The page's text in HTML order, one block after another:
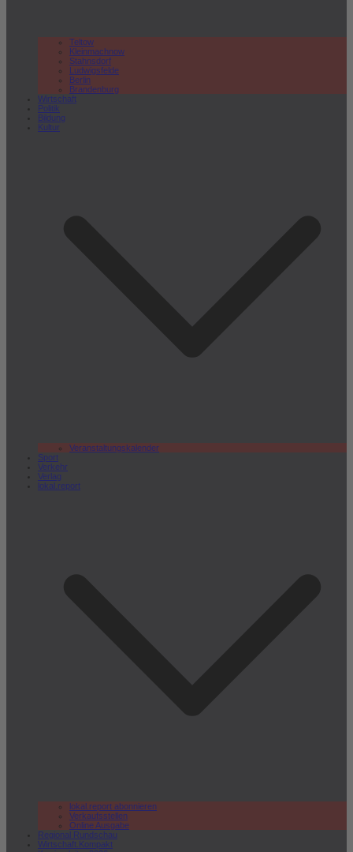
Teltow
Kleinmachnow
Stahnsdorf
Ludwigsfelde
Berlin
Brandenburg
Wirtschaft
Politik
Bildung
Kultur
Veranstaltungskalender
Sport
Verkehr
Verlag
lokal.report
lokal.report abonnieren
Verkaufsstellen
Online Ausgabe
Regional Rundschau
Wirtschaft.Kompakt